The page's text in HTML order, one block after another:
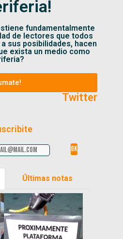
fundamentalmente
de lectores que todos
sus posibilidades, hacen
exista un medio como
Twitter
Últimas notas